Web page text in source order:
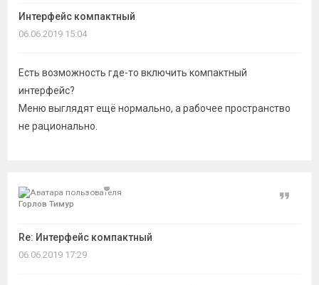
Интерфейс компактный
06.06.2019 15:04
Есть возможность где-то включить компактный
интерфейс?
Меню выглядят ещё нормально, а рабочее пространство
не рационально.
Горлов Тимур
Re: Интерфейс компактный
Цитата
06.06.2019 17:29